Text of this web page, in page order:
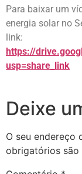
Para baixar um
energia solar no
link:
https://
usp=share_link
Deixe
O seu endereço
obrigatórios são